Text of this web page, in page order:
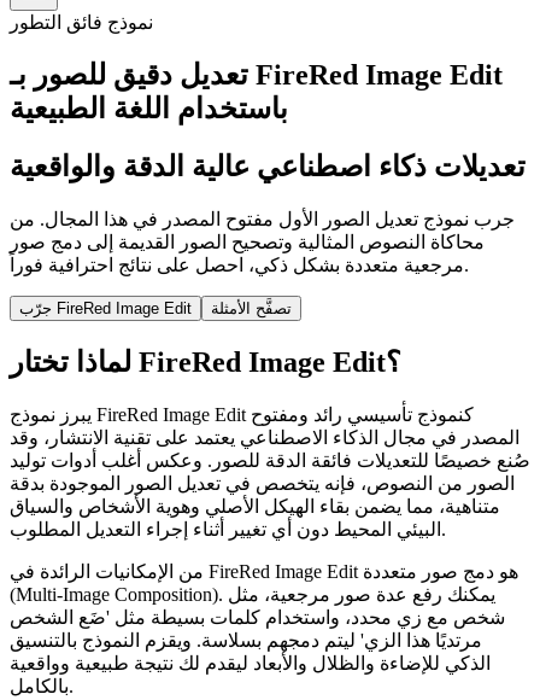
نموذج فائق التطور
تعديل دقيق للصور بـ FireRed Image Edit
باستخدام اللغة الطبيعية
تعديلات ذكاء اصطناعي عالية الدقة والواقعية
جرب نموذج تعديل الصور الأول مفتوح المصدر في هذا المجال. من
محاكاة النصوص المثالية وتصحيح الصور القديمة إلى دمج صور
مرجعية متعددة بشكل ذكي، احصل على نتائج احترافية فوراً.
جرّب FireRed Image Edit تصفَّح الأمثلة
لماذا تختار FireRed Image Edit؟
يبرز نموذج FireRed Image Edit كنموذج تأسيسي رائد ومفتوح
المصدر في مجال الذكاء الاصطناعي يعتمد على تقنية الانتشار، وقد
صُنع خصيصًا للتعديلات فائقة الدقة للصور. وعكس أغلب أدوات توليد
الصور من النصوص، فإنه يتخصص في تعديل الصور الموجودة بدقة
متناهية، مما يضمن بقاء الهيكل الأصلي وهوية الأشخاص والسياق
البيئي المحيط دون أي تغيير أثناء إجراء التعديل المطلوب.
من الإمكانيات الرائدة في FireRed Image Edit هو دمج صور متعددة
(Multi-Image Composition). يمكنك رفع عدة صور مرجعية، مثل
شخص مع زي محدد، واستخدام كلمات بسيطة مثل 'ضَع الشخص
مرتديًا هذا الزي' ليتم دمجهم بسلاسة. ويقزم النموذج بالتنسيق
الذكي للإضاءة والظلال والأبعاد ليقدم لك نتيجة طبيعية وواقعية
بالكامل.